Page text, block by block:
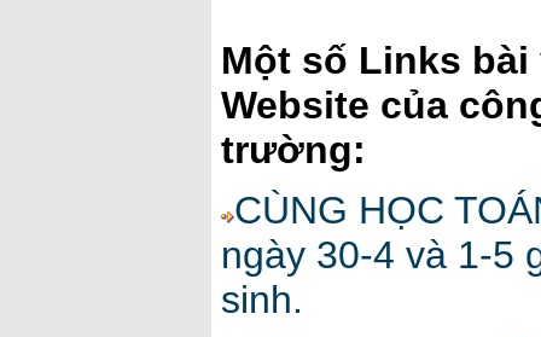
Một số Links
Website của
trường:
CÙNG HỌC
ngày 30-4 và 1-5
sinh.